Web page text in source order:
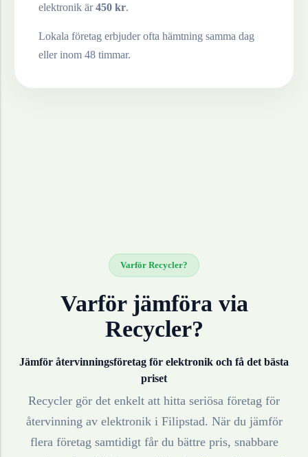
elektronik är450 kr.
Lokala företag erbjuder ofta hämtning samma dag
eller inom 48 timmar.
Varför Recycler?
Varför jämföra via
Recycler?
Jämför återvinningsföretag för elektronik och få det bästa
priset
Recycler gör det enkelt att hitta seriösa företag för
återvinning av elektroniki Filipstad. När du jämför
flera företag samtidigt får du bättre pris, snabbare